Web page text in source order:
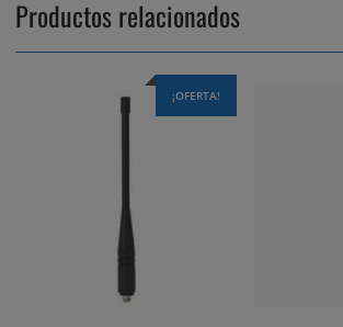
Productos relacionados
¡OFERTA!